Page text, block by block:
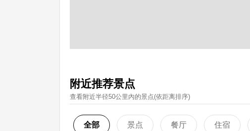
附近推荐景点
查看附近半径50公里內的景点(依距离排序)
全部 景点 餐厅 住宿